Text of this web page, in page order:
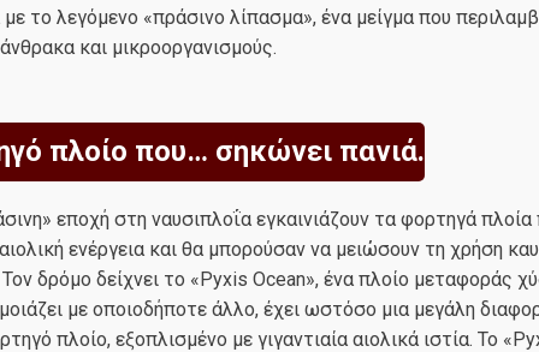
το λεγόμενο «πράσινο λίπασμα», ένα μείγμα που
και μικροοργανισμούς.
πλοίο που… σηκώνει πανιά.
εποχή στη ναυσιπλοΐα εγκαινιάζουν τα φορτηγά πλοία
ενέργεια και θα μπορούσαν να μειώσουν τη χρήση
δρόμο δείχνει το «Pyxis Ocean», ένα πλοίο μεταφοράς
με οποιοδήποτε άλλο, έχει ωστόσο μια μεγάλη
πλοίο, εξοπλισμένο με γιγαντιαία αιολικά ιστία. Το